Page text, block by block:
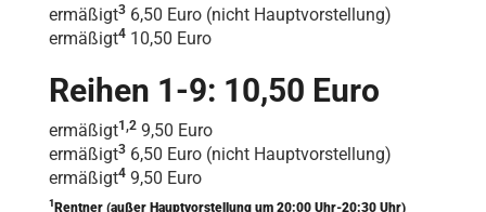
ermäßigt3 6,50 Euro (nicht Hauptvorstellung)
ermäßigt4 10,50 Euro
Reihen 1-9: 10,50 Euro
ermäßigt1,2 9,50 Euro
ermäßigt3 6,50 Euro (nicht Hauptvorstellung)
ermäßigt4 9,50 Euro
1 Rentner (außer Hauptvorstellung um 20:00 Uhr-20:30 Uhr)